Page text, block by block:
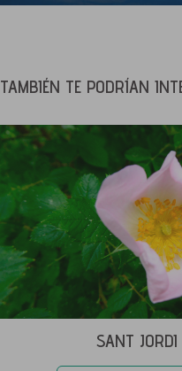
TAMBIÉN TE PODRÍAN
SANT JORDI